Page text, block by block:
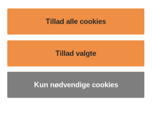
Tillad alle cookies
Tillad valgte
Kun nødvendige cookies
AP Care
Boliger
Presse